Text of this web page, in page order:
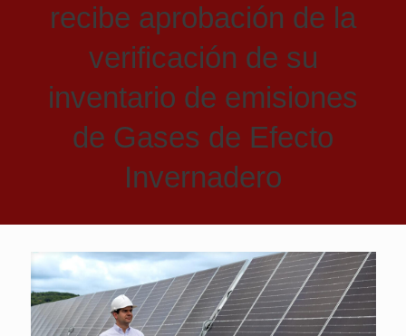
recibe aprobación de la
verificación de su
inventario de emisiones
de Gases de Efecto
Invernadero